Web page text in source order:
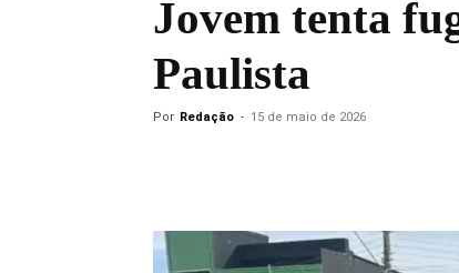
Jovem tenta
Paulista
Por Redação - 15 de maio de 2026